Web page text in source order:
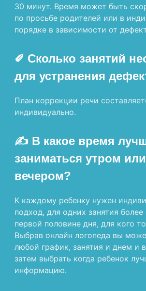
30 минут. Время может быть
по просьбе родителей или в
порядке в зависимости от
✐ Сколько занятий
для устранения
План коррекции речи
индивидуально.
✍ В какое время
заниматься утром или
вечером?
К каждому ребенку нужен
подход, для одних занятия
первой половине дня, для кого
Выбрав онлайн логопеда вы
любой график, занятия и днем и
затем выбрать когда ребенок
информацию.